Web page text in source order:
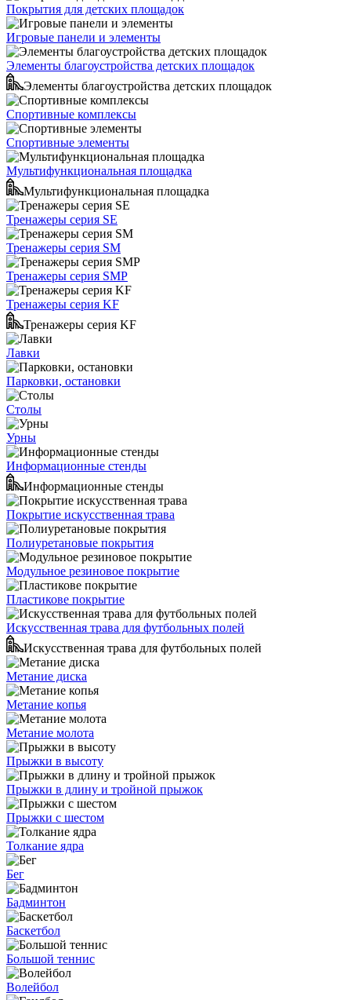
Покрытия для детских площадок
Игровые панели и элементы
Элементы благоустройства детских площадок
Элементы благоустройства детских площадок
Спортивные комплексы
Спортивные элементы
Мультифункциональная площадка
Мультифункциональная площадка
Тренажеры серия SE
Тренажеры серия SM
Тренажеры серия SMP
Тренажеры серия KF
Тренажеры серия KF
Лавки
Парковки, остановки
Столы
Урны
Информационные стенды
Информационные стенды
Покрытие искусственная трава
Полиуретановые покрытия
Модульное резиновое покрытие
Пластикове покрытие
Искусственная трава для футбольных полей
Искусственная трава для футбольных полей
Метание диска
Метание копья
Метание молота
Прыжки в высоту
Прыжки в длину и тройной прыжок
Прыжки с шестом
Толкание ядра
Бег
Бадминтон
Баскетбол
Большой теннис
Волейбол